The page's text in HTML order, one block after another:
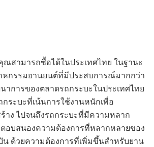
สามารถซื้อได้ในประเทศไทย ในฐานะ
หกรรมยานยนต์ที่มีประสบการณ์มากกว่า
าการของตลาดรถกระบะในประเทศไทย
กระบะที่เน้นการใช้งานหนักเพื่อ
าง ไปจนถึงรถกระบะที่มีความหลาก
อบสนองความต้องการที่หลากหลายของ
ด้วยความต้องการที่เพิ่มขึ้นสำหรับยาน